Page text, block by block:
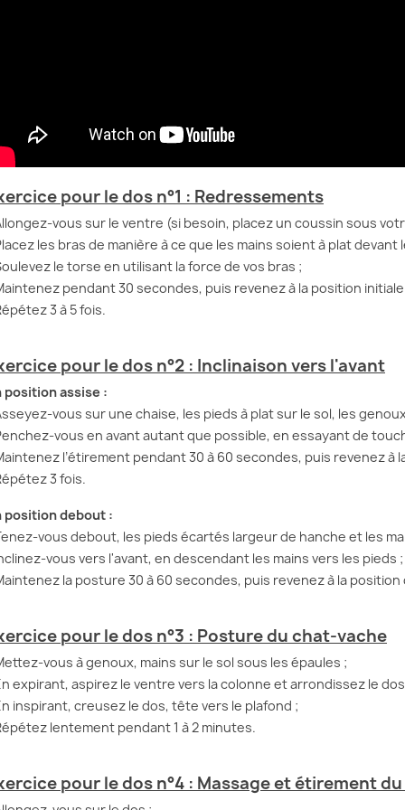
pour le dos n°1 : Redressements
vous sur le ventre (si besoin, placez un coussin sous
les bras de manière à ce que les mains soient à plat
le torse en utilisant la force de vos bras ;
pendant 30 secondes, puis revenez à la position initiale
3 à 5 fois.
pour le dos n°2 : Inclinaison vers l'avant
position assise :
vous sur une chaise, les pieds à plat sur le sol, les
vous en avant autant que possible, en essayant de
l’étirement pendant 30 à 60 secondes, puis revenez à
3 fois.
position debout :
vous debout, les pieds écartés largeur de hanche et les
vous vers l'avant, en descendant les mains vers les pieds ;
la posture 30 à 60 secondes, puis revenez à la
pour le dos n°3 : Posture du chat-vache
vous à genoux, mains sur le sol sous les épaules ;
expirant, aspirez le ventre vers la colonne et arrondissez le
inspirant, creusez le dos, tête vers le plafond ;
lentement pendant 1 à 2 minutes.
pour le dos n°4 : Massage et étirement